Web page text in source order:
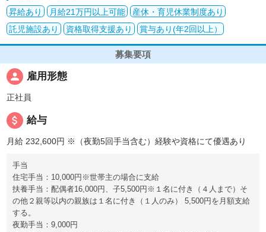
昇給あり
月給21万円以上可能
産休・育児休業制度あり
託児施設あり
資格取得支援あり 賞与あり(年2回以上）
募集要項
person 雇用形態
正社員
attach_money 給与
月給 232,600円 ※（夜勤5回手当含む）経験や資格にて優遇あり
手当
住宅手当：10,000円※世帯主の場合に支給
扶養手当：配偶者16,000円、子5,500円※１名に付き（４人まで）そ
の他２親等以内の親族は１名に付き（１人のみ） 5,500円を月額支給
する。
夜勤手当：9,000円